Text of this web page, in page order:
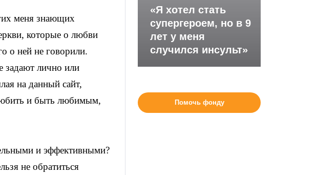
меня знающих
которые о любви
о ней не говорили.
задают лично или
на данный сайт,
и быть любимым,
и эффективными?
не обратиться
«Я хотел стать
супергероем, но в 9
лет у меня
случился инсульт»
Помочь фонду